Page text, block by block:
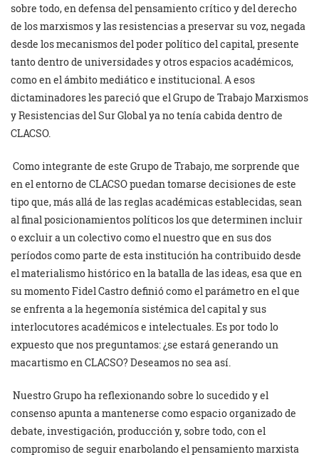
sobre todo, en defensa del pensamiento crítico y del derecho
de los marxismos y las resistencias a preservar su voz, negada
desde los mecanismos del poder político del capital, presente
tanto dentro de universidades y otros espacios académicos,
como en el ámbito mediático e institucional. A esos
dictaminadores les pareció que el Grupo de Trabajo Marxismos
y Resistencias del Sur Global ya no tenía cabida dentro de
CLACSO.
Como integrante de este Grupo de Trabajo, me sorprende que
en el entorno de CLACSO puedan tomarse decisiones de este
tipo que, más allá de las reglas académicas establecidas, sean
al final posicionamientos políticos los que determinen incluir
o excluir a un colectivo como el nuestro que en sus dos
períodos como parte de esta institución ha contribuido desde
el materialismo histórico en la batalla de las ideas, esa que en
su momento Fidel Castro definió como el parámetro en el que
se enfrenta a la hegemonía sistémica del capital y sus
interlocutores académicos e intelectuales. Es por todo lo
expuesto que nos preguntamos: ¿se estará generando un
macartismo en CLACSO? Deseamos no sea así.
Nuestro Grupo ha reflexionando sobre lo sucedido y el
consenso apunta a mantenerse como espacio organizado de
debate, investigación, producción y, sobre todo, con el
compromiso de seguir enarbolando el pensamiento marxista